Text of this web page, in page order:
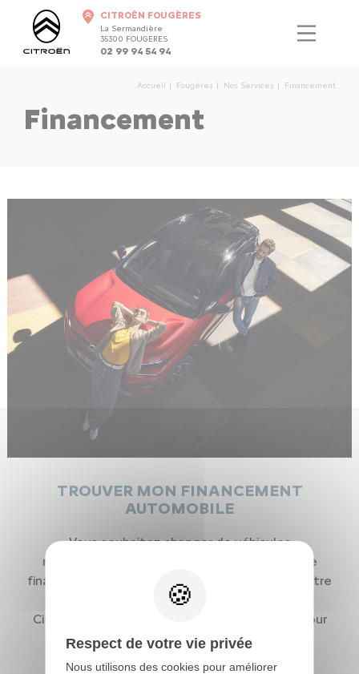
CITROËN FOUGÈRES
La Sermandière
35300 FOUGERES
02 99 94 54 94
Accueil Fougères Nos Services Financement
Financement
TROUVER MON FINANCEMENT
AUTOMOBILE
Vous souhaitez changer de véhicules
régulièrement, connaître quelles solutions de
financement s'offrent à vous pour l'achat de votre
véhicule ?
Citroën vous accompagne personnellement pour
trouver la solution adaptée et entièrement
Respect de votre vie privée
Nous utilisons des cookies pour améliorer